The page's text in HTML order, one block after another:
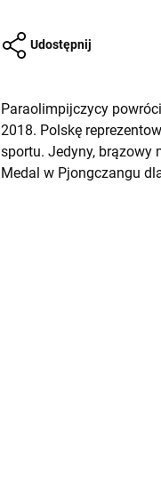
Udostępnij
Paraolimpijczycy
2018. Polskę
sportu. Jedyny, brązowy
Medal w Pjongczangu